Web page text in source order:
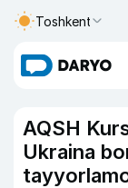
Toshkent
AQSH
Ukraina